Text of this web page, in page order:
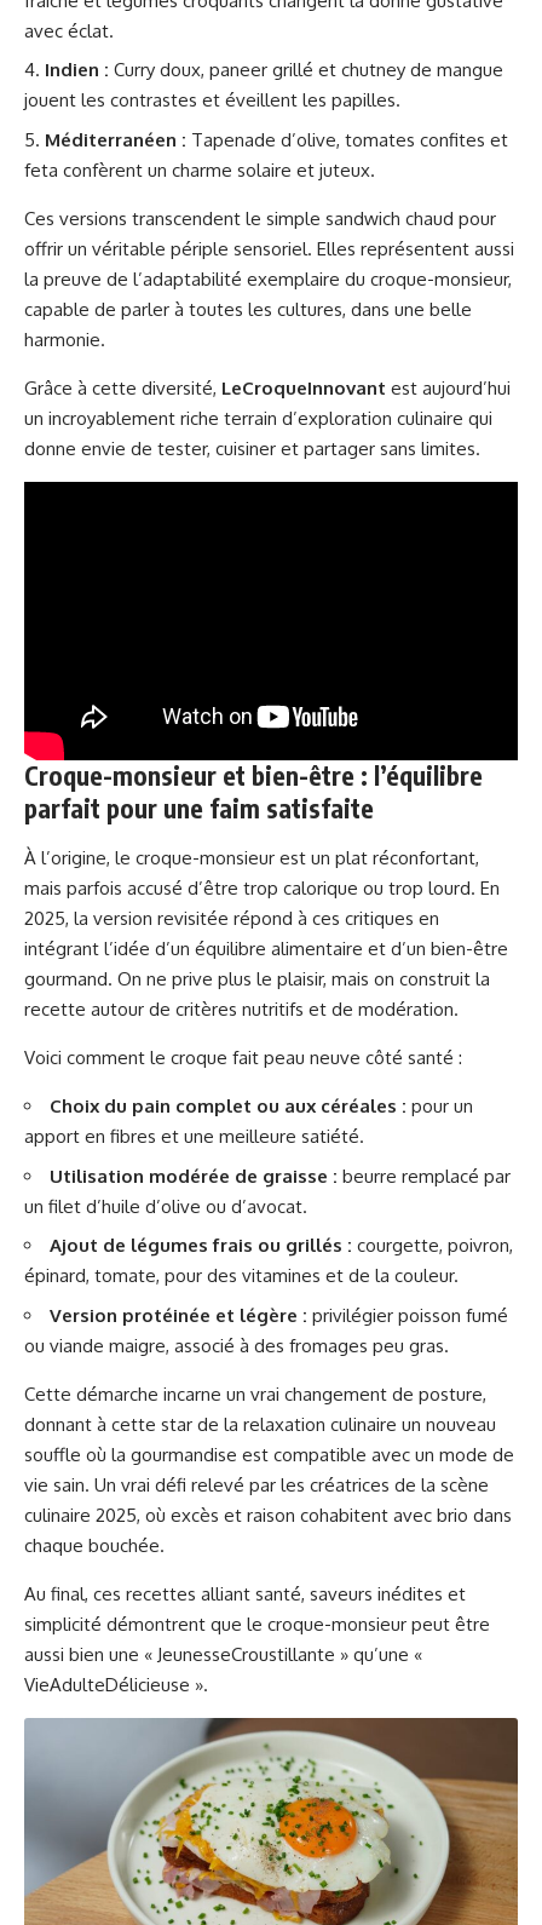
avec éclat.
Indien : Curry doux, paneer grillé et chutney de mangue
jouent les contrastes et éveillent les papilles.
Méditerranéen : Tapenade d’olive, tomates confites et
feta confèrent un charme solaire et juteux.
Ces versions transcendent le simple sandwich chaud pour
offrir un véritable périple sensoriel. Elles représentent aussi
la preuve de l’adaptabilité exemplaire du croque-monsieur,
capable de parler à toutes les cultures, dans une belle
harmonie.
Grâce à cette diversité, LeCroqueInnovant est aujourd’hui
un incroyablement riche terrain d’exploration culinaire qui
donne envie de tester, cuisiner et partager sans limites.
Croque-monsieur et bien-être : l’équilibre
parfait pour une faim satisfaite
À l’origine, le croque-monsieur est un plat réconfortant,
mais parfois accusé d’être trop calorique ou trop lourd. En
2025, la version revisitée répond à ces critiques en
intégrant l’idée d’un équilibre alimentaire et d’un bien-être
gourmand. On ne prive plus le plaisir, mais on construit la
recette autour de critères nutritifs et de modération.
Voici comment le croque fait peau neuve côté santé :
Choix du pain complet ou aux céréales : pour un
apport en fibres et une meilleure satiété.
Utilisation modérée de graisse : beurre remplacé par
un filet d’huile d’olive ou d’avocat.
Ajout de légumes frais ou grillés : courgette, poivron,
épinard, tomate, pour des vitamines et de la couleur.
Version protéinée et légère : privilégier poisson fumé
ou viande maigre, associé à des fromages peu gras.
Cette démarche incarne un vrai changement de posture,
donnant à cette star de la relaxation culinaire un nouveau
souffle où la gourmandise est compatible avec un mode de
vie sain. Un vrai défi relevé par les créatrices de la scène
culinaire 2025, où excès et raison cohabitent avec brio dans
chaque bouchée.
Au final, ces recettes alliant santé, saveurs inédites et
simplicité démontrent que le croque-monsieur peut être
aussi bien une « JeunesseCroustillante » qu’une «
VieAdulteDélicieuse ».